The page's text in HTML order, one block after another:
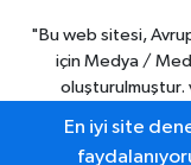
"Bu web sitesi,
için Medya /
oluşturulmuştur.
En iyi site